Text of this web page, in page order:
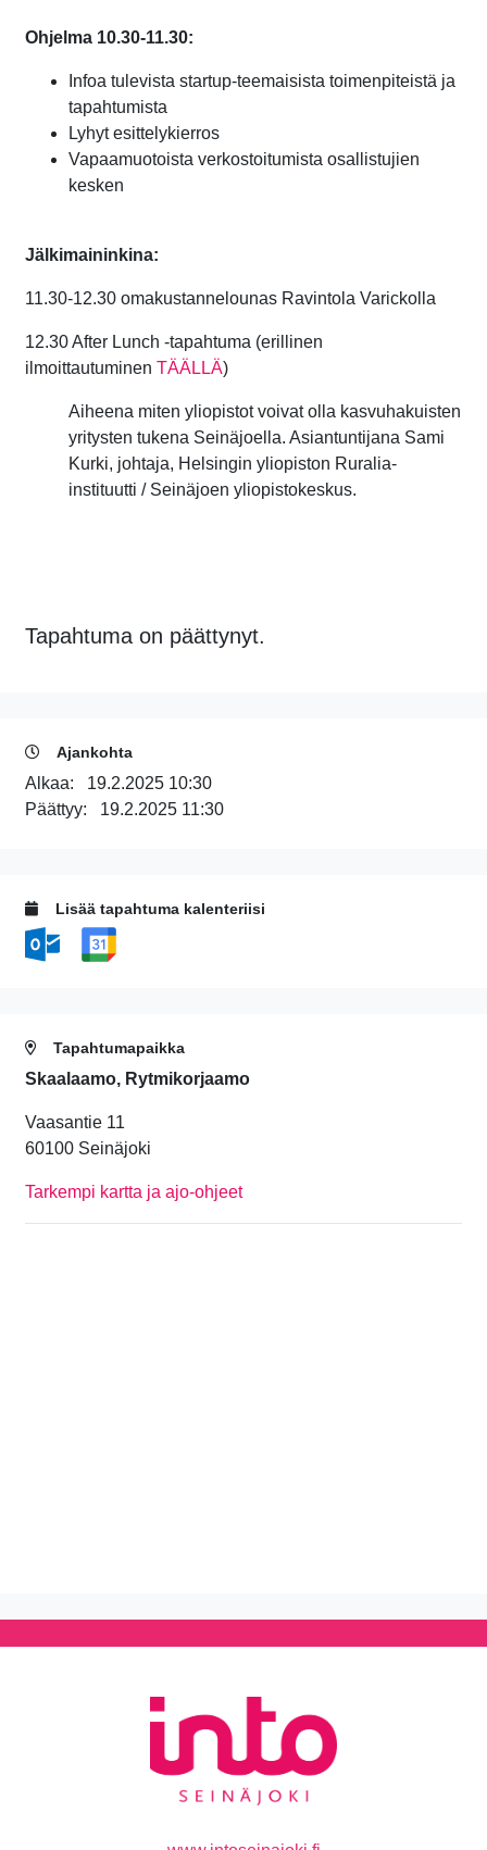
Ohjelma 10.30-11.30:
Infoa tulevista startup-teemaisista toimenpiteistä ja
tapahtumista
Lyhyt esittelykierros
Vapaamuotoista verkostoitumista osallistujien
kesken
Jälkimaininkina:
11.30-12.30 omakustannelounas Ravintola Varickolla
12.30 After Lunch -tapahtuma (erillinen
ilmoittautuminen TÄÄLLÄ)
Aiheena miten yliopistot voivat olla kasvuhakuisten
yritysten tukena Seinäjoella. Asiantuntijana Sami
Kurki, johtaja, Helsingin yliopiston Ruralia-
instituutti / Seinäjoen yliopistokeskus.
Tapahtuma on päättynyt.
Ajankohta
Alkaa: 19.2.2025 10:30
Päättyy: 19.2.2025 11:30
Lisää tapahtuma kalenteriisi
Tapahtumapaikka
Skaalaamo, Rytmikorjaamo
Vaasantie 11
60100 Seinäjoki
Tarkempi kartta ja ajo-ohjeet